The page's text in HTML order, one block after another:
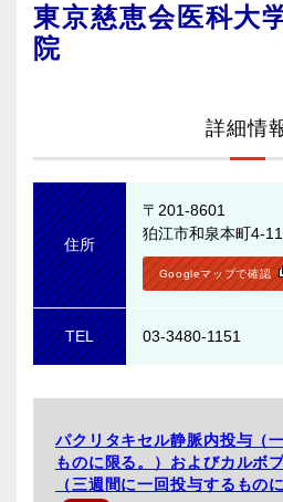
東京慈恵会医科大
院
詳細情
住所
〒201-8601
狛江市和泉本町4-
Googleマップで確認
TEL 03-3480-1151
パクリタキセル静脈内投与（
ものに限る。）およびカルボ
（三週間に一回投与するもの